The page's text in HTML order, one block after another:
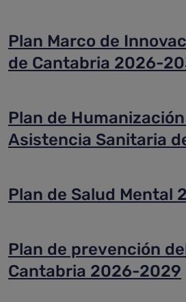
Plan Marco de
de Cantabria 2026-
Plan de
Asistencia Sanitaria
Plan de Salud Mental
Plan de prevención
Cantabria 2026-2029